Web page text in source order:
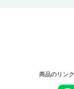
商品のリン